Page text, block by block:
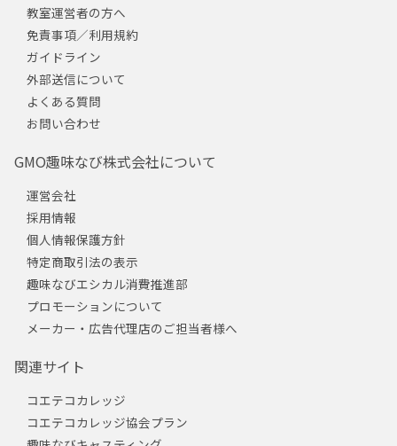
教室運営者の方へ
免責事項／利用規約
ガイドライン
外部送信について
よくある質問
お問い合わせ
GMO趣味なび株式会社について
運営会社
採用情報
個人情報保護方針
特定商取引法の表示
趣味なびエシカル消費推進部
プロモーションについて
メーカー・広告代理店のご担当者様へ
関連サイト
コエテコカレッジ
コエテコカレッジ協会プラン